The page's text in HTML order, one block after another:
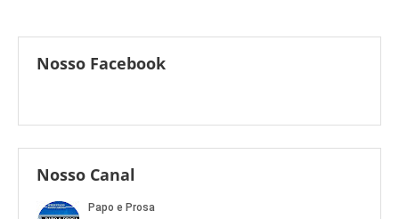
Nosso Facebook
Nosso Canal